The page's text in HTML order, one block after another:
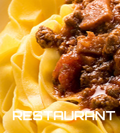
RESTAURANT